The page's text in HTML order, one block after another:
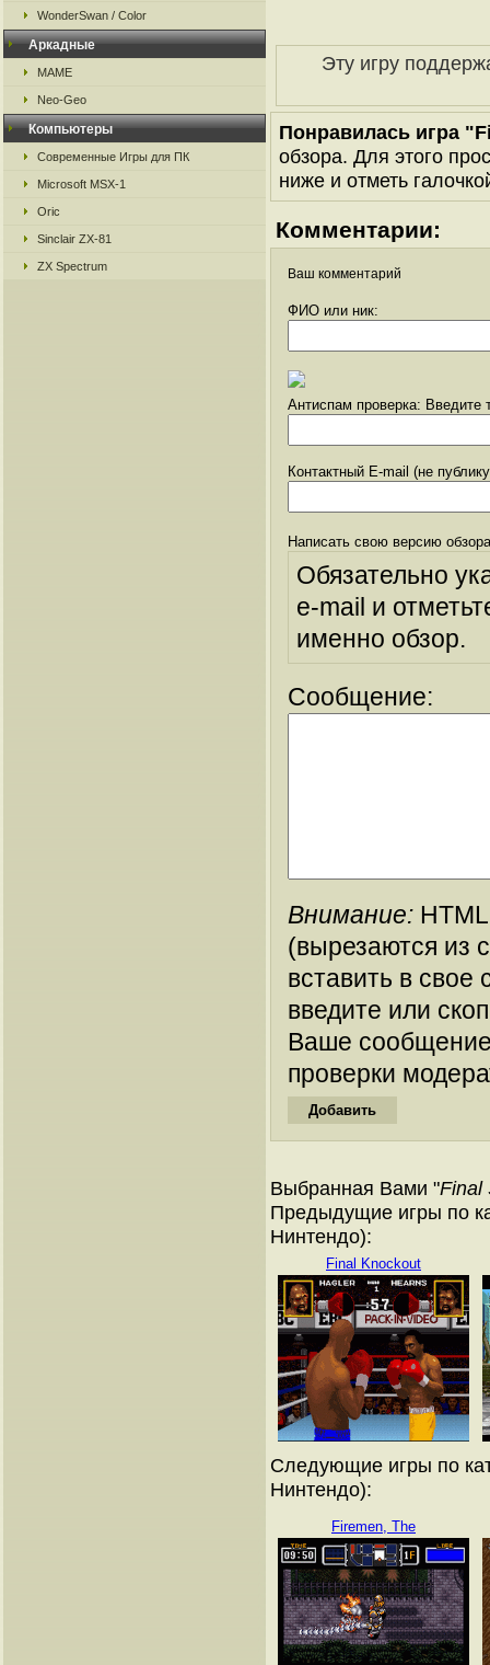
WonderSwan / Color
Аркадные
MAME
Neo-Geo
Компьютеры
Современные Игры для ПК
Microsoft MSX-1
Oric
Sinclair ZX-81
ZX Spectrum
Эту игру
Понравилась игра
обзора. Для этого
ниже и отметь
Комментарии:
Ваш комментарий
ФИО или ник:
Антиспам проверка: Введите
Контактный E-mail (не
Написать свою версию
Обязательно
e-mail и
именно обзор.
Сообщение:
Внимание:
(вырезаются из
вставить в
введите или
Ваше
проверки
Выбранная Вами "Final
Предыдущие игры по
Нинтендо):
Final Knockout
Следующие игры по
Нинтендо):
Firemen, The